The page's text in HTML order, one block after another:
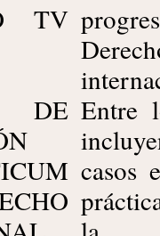
TV
DE Entre
casos